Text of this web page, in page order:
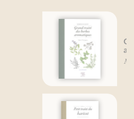
Grand traité des herbes